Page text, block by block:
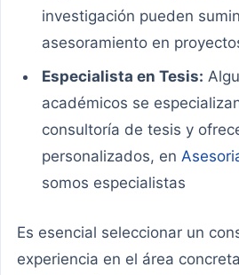
investigación pueden
asesoramiento en
Especialista en Tesis:
académicos se
consultoría de tesis y
personalizados, en
somos especialistas
Es esencial seleccionar un
experiencia en el área